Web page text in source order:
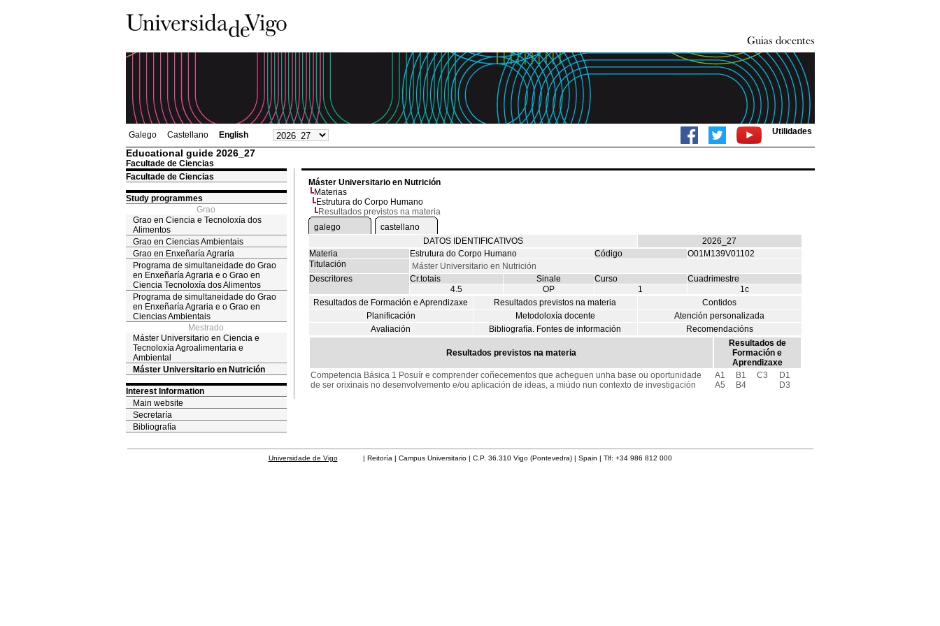
Galego Castellano English Utilidades
Educational guide 2026_27
Facultade de Ciencias
Facultade de Ciencias
Study programmes
Grao
Grao en Ciencia e Tecnoloxía dos
Alimentos
Grao en Ciencias Ambientais
Grao en Enxeñaría Agraria
Programa de simultaneidade do Grao
en Enxeñaría Agraria e o Grao en
Ciencia Tecnoloxía dos Alimentos
Programa de simultaneidade do Grao
en Enxeñaría Agraria e o Grao en
Ciencias Ambientais
Mestrado
Máster Universitario en Ciencia e
Tecnoloxía Agroalimentaria e
Ambiental
Máster Universitario en Nutrición
Interest Information
Main website
Secretaría
Bibliografía
Máster Universitario en Nutrición
Materias
Estrutura do Corpo Humano
Resultados previstos na materia
galego
castellano
DATOS IDENTIFICATIVOS
2026_27
Materia
Estrutura do Corpo Humano Código
O01M139V01102
Titulación
Máster Universitario en Nutrición
Descritores
Cr.totais Sinale Curso
Cuadrimestre
4.5
OP 1
1c
Resultados de Formación e Aprendizaxe
Resultados previstos na materia
Contidos
Planificación
Metodoloxía docente
Atención personalizada
Avaliación
Bibliografía. Fontes de información Recomendacións
Resultados previstos na materia
Resultados de
Formación e
Aprendizaxe
Competencia Básica 1 Posuír e comprender coñecementos que acheguen unha base ou oportunidade
de ser orixinais no desenvolvemento e/ou aplicación de ideas, a miúdo nun contexto de investigación
A1
A5
B1
B4
C3
D1
D3
Universidade de Vigo| Reitoría | Campus Universitario | C.P. 36.310 Vigo (Pontevedra) | Spain | Tlf: +34 986 812 000